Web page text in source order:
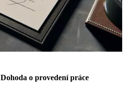
Dohoda o provedení práce